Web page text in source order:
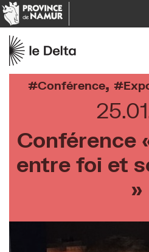
Conférence,
Conférence
entre foi et
»